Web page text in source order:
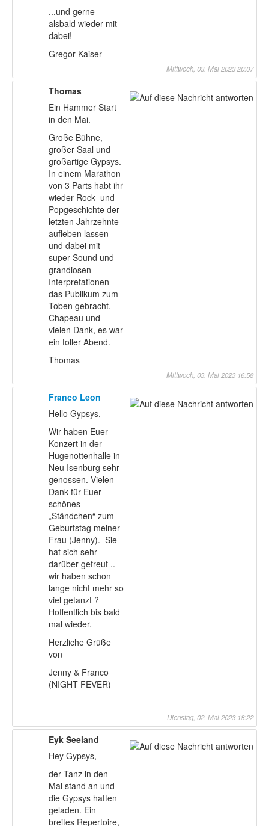
...und gerne
alsbald wieder mit
dabei!
Gregor Kaiser
Mittwoch, 03. Mai 2023 20:07
Thomas
Ein Hammer Start
in den Mai.
Große Bühne,
großer Saal und
großartige Gypsys.
In einem Marathon
von 3 Parts habt ihr
wieder Rock- und
Popgeschichte der
letzten Jahrzehnte
aufleben lassen
und dabei mit
super Sound und
grandiosen
Interpretationen
das Publikum zum
Toben gebracht.
Chapeau und
vielen Dank, es war
ein toller Abend.
Thomas
Mittwoch, 03. Mai 2023 16:58
Franco Leon
Hello Gypsys,
Wir haben Euer
Konzert in der
Hugenottenhalle in
Neu Isenburg sehr
genossen. Vielen
Dank für Euer
schönes
„Ständchen“ zum
Geburtstag meiner
Frau (Jenny). Sie
hat sich sehr
darüber gefreut ..
wir haben schon
lange nicht mehr so
viel getanzt ?
Hoffentlich bis bald
mal wieder.
Herzliche Grüße
von
Jenny & Franco
(NIGHT FEVER)
Dienstag, 02. Mai 2023 18:22
Eyk Seeland
Hey Gypsys,
der Tanz in den
Mai stand an und
die Gypsys hatten
geladen. Ein
breites Repertoire,